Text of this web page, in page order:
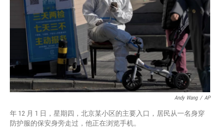
Andy Wang / AP
年 12 月 1 日，星期四，北京某小区的主要入口，居民从一名身穿
防护服的保安身旁走过，他正在浏览手机。